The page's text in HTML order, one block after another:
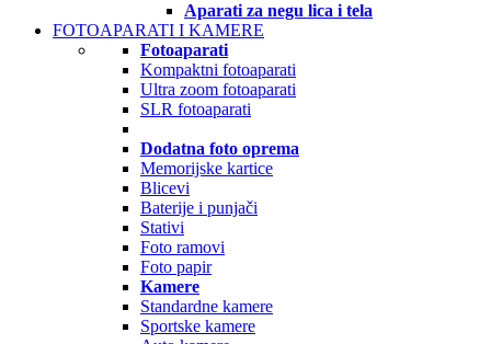
Aparati za negu lica i tela
FOTOAPARATI I KAMERE
Fotoaparati
Kompaktni fotoaparati
Ultra zoom fotoaparati
SLR fotoaparati
Dodatna foto oprema
Memorijske kartice
Blicevi
Baterije i punjači
Stativi
Foto ramovi
Foto papir
Kamere
Standardne kamere
Sportske kamere